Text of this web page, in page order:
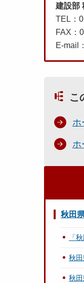
建設部
TEL：
FAX：
E-mail：
こ
ホ
ホ
秋田
「
秋
秋